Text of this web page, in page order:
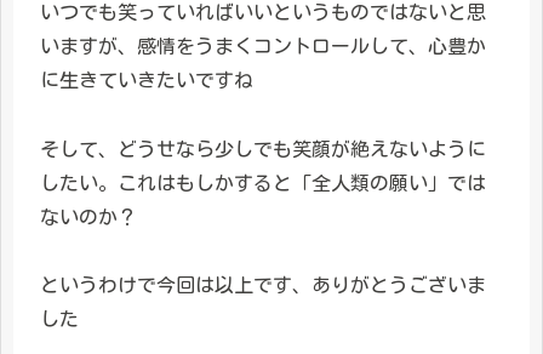
いつでも笑っていればいいというものではないと思
いますが、感情をうまくコントロールして、心豊か
に生きていきたいですね
そして、どうせなら少しでも笑顔が絶えないように
したい。これはもしかすると「全人類の願い」では
ないのか？
というわけで今回は以上です、ありがとうございま
した